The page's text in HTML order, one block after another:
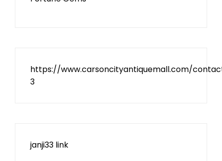
https://www.carsoncityantiquemall.com/
3
janji33 link